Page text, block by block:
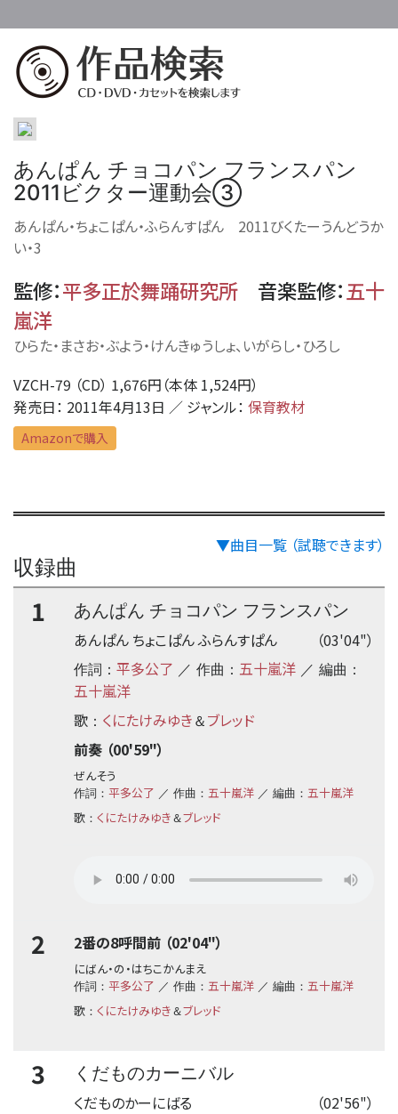
あんぱん チョコパン フランスパン
2011ビクター運動会③
あんぱん・ちょこぱん・ふらんすぱん 2011びくたーうんどうか
い・3
監修：平多正於舞踊研究所 音楽監修： 五十
嵐洋
ひらた・まさお・ぶよう・けんきゅうしょ、いがらし・ひろし
VZCH-79 （CD） 1,676円（本体 1,524円）
発売日： 2011年4月13日 ／ ジャンル： 保育教材
Amazonで購入
▼曲目一覧 （試聴できます）
収録曲
1
あんぱん チョコパン フランスパン
（03'04"）
あんぱん ちょこぱん ふらんすぱん
作詞： 平多公了 ／ 作曲： 五十嵐洋 ／ 編曲：
五十嵐洋
歌 ： くにたけみゆき ＆ ブレッド
前奏 （00'59"）
ぜんそう
作詞： 平多公了 ／ 作曲： 五十嵐洋 ／ 編曲： 五十嵐洋
歌 ： くにたけみゆき ＆ブレッド
2 2番の8呼間前 （02'04"）
にばん・の・はちこかんまえ
作詞： 平多公了 ／ 作曲： 五十嵐洋 ／ 編曲： 五十嵐洋
歌 ： くにたけみゆき ＆ブレッド
3
くだものカーニバル
（02'56"）
くだものかーにばる